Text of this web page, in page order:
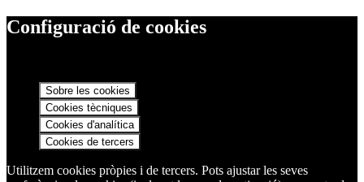
Configuració de cookies
Sobre les cookies
Cookies tècniques
Cookies d'analítica
Cookies de tercers
Utilitzem cookies pròpies i de tercers. Pots ajustar les seves